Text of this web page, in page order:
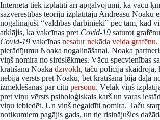
Internetā tiek izplatīti arī apgalvojumi, ka vācu
sazvērestības teoriju izplatītāju Andreasu Noaku
nogalinājuši “valdības darbinieki” pēc tam, kad
atklājis, ka vakcīnas pret Covid-19 saturot
Covid-19 vakcīnas nesatur nekāda veida grafēnu.
pierādījumu Noaka nogalināšanai. Noaka
viņš nomira no sirdslēkmes. Vācu specvienības
kratīšanu Noaka dzīvoklī, taču policija skaidroja,
nebija vērsts pret Noaku, bet kratīšana bija daļa
izmeklēšanas par citu personu. Vēlāk viņš
pret viņu vērsts psiholoģiskais karš un varas
viņu iebiedēt. Un viņš negaidīti nomira. Taču
notikumiem pagājis gads, un tie risinājušies